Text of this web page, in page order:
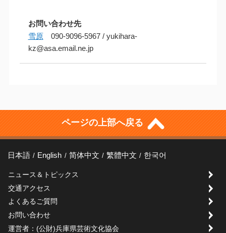
お問い合わせ先
雪原090-9096-5967 / yukihara-
kz@asa.email.ne.jp
ページの上部へ戻る
日本語 English 简体中文 繁體中文 한국어
ニュース＆トピックス
交通アクセス
よくあるご質問
お問い合わせ
運営者：(公財)兵庫県芸術文化協会